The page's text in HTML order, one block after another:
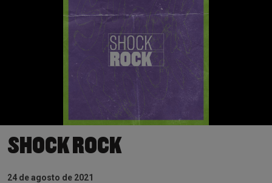
SHOCK ROCK
24 de agosto de 2021